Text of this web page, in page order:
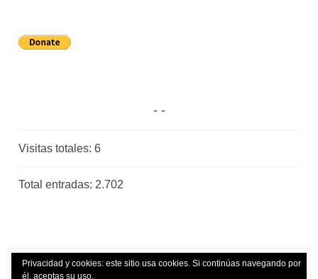
Visitas totales:6
Total entradas:2.702
Privacidad y cookies: este sitio usa cookies. Si continúas navegando por
él, aceptas su uso.